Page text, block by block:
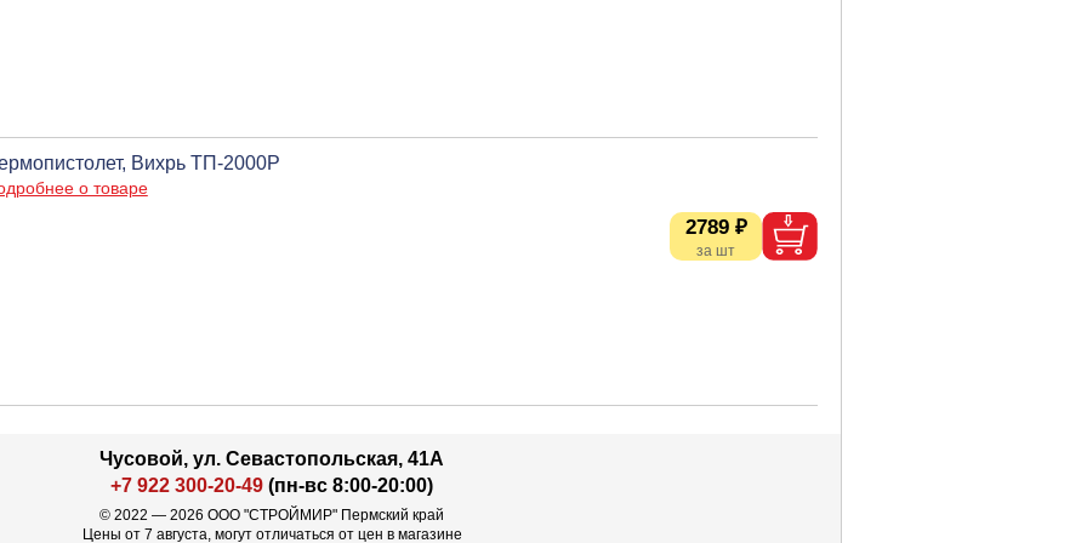
Вихрь ТП-2000Р
о товаре
2789 ₽
Чусовой, ул. Севастопольская, 41А
+7 922 300-20-49 (пн-вс 8:00-20:00)
© 2022 — 2026 ООО "СТРОЙМИР" Пермский край
Цены от 7 августа, могут отличаться от цен в магазине